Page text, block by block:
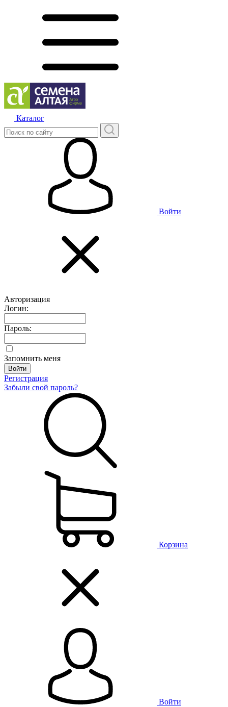
Каталог
Войти
Авторизация
Логин:
Пароль:
Запомнить меня
Регистрация
Забыли свой пароль?
Корзина
Войти